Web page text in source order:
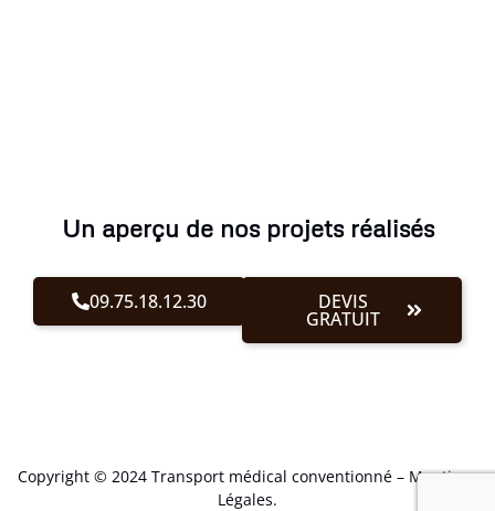
Un aperçu de nos projets réalisés
09.75.18.12.30 DEVIS
GRATUIT
Copyright © 2024 Transport médical conventionné – Mentions
Légales.